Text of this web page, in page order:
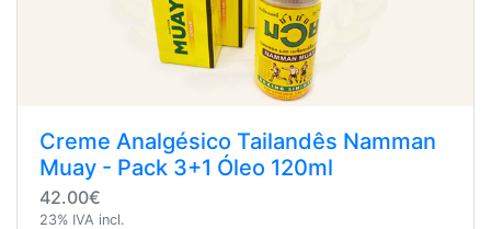
Creme Analgésico Tailandês Namman
Muay - Pack 3+1 Óleo 120ml
42.00€
23% IVA incl.